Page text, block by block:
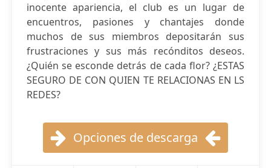
inocente apariencia, el club es un lugar de
encuentros, pasiones y chantajes donde
muchos de sus miembros depositarán sus
frustraciones y sus más recónditos deseos.
¿Quién se esconde detrás de cada flor? ¿ESTAS
SEGURO DE CON QUIEN TE RELACIONAS EN LS
REDES?
Opciones de descarga